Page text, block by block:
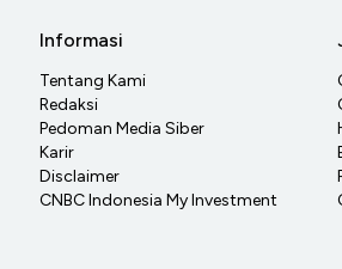
Informasi
Tentang Kami
Redaksi
Pedoman Media Siber
Karir
Disclaimer
CNBC Indonesia My Investment